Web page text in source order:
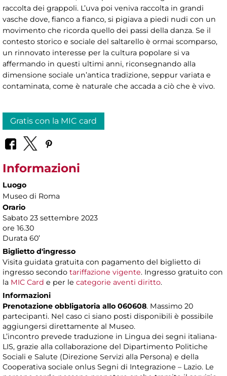
raccolta dei grappoli. L’uva poi veniva raccolta in grandi
vasche dove, fianco a fianco, si pigiava a piedi nudi con un
movimento che ricorda quello dei passi della danza. Se il
contesto storico e sociale del saltarello è ormai scomparso,
un rinnovato interesse per la cultura popolare si va
affermando in questi ultimi anni, riconsegnando alla
dimensione sociale un’antica tradizione, seppur variata e
contaminata, come è naturale che accada a ciò che è vivo.
Gratis con la MIC card
Informazioni
Luogo
Museo di Roma
Orario
Sabato 23 settembre 2023
ore 16.30
Durata 60’
Biglietto d'ingresso
Visita guidata gratuita con pagamento del biglietto di
ingresso secondo tariffazione vigente. Ingresso gratuito con
la MIC Card e per le categorie aventi diritto.
Informazioni
Prenotazione obbligatoria allo 060608. Massimo 20
partecipanti. Nel caso ci siano posti disponibili è possibile
aggiungersi direttamente al Museo.
L’incontro prevede traduzione in Lingua dei segni italiana-
LIS, grazie alla collaborazione del Dipartimento Politiche
Sociali e Salute (Direzione Servizi alla Persona) e della
Cooperativa sociale onlus Segni di Integrazione – Lazio. Le